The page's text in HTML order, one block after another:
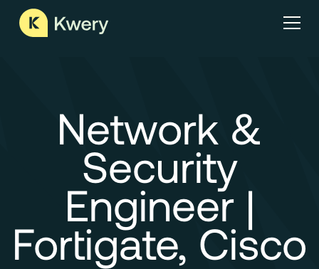
Network &
Security
Engineer |
Fortigate, Cisco